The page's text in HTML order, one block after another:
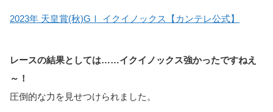
2023年 天皇賞(秋)GⅠ イクイノックス【カンテレ公式】
レースの結果としては……イクイノックス強かったですねえ
～！
圧倒的な力を見せつけられました。